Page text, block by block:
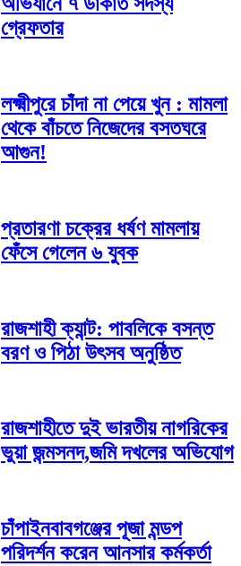
গ্রেফতার
লক্ষ্মীপুরে চাঁদা না পেয়ে খুন : মামলা
থেকে বাঁচতে নিজেদের বসতঘরে
আগুন!
প্রতারণা চক্রের ধর্ষণ মামলায়
ফেঁসে গেলেন ৬ যুবক
রাজশাহী ক্যান্ট: পাবলিকে বসন্ত
বরণ ও পিঠা উৎসব অনুষ্ঠিত
রাজশাহীতে দুই ভারতীয় নাগরিকের
ভুয়া জন্মসনদ,জমি দখলের অভিযোগ
চাঁপাইনবাবগঞ্জের পূজা মন্ডপ
পরিদর্শন করেন আনসার কর্মকর্তা